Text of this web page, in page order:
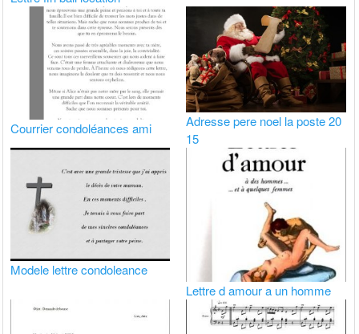
Courrier condoléances ami
Adresse pere noel la poste 20
15
Modele lettre condoleance
Lettre d amour a un homme